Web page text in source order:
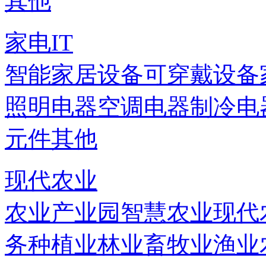
家电IT
智能家居设备可穿戴设备
照明电器空调电器制冷电
元件其他
现代农业
农业产业园智慧农业现代
务种植业林业畜牧业渔业